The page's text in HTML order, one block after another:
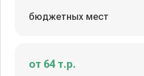
бюджетных мест
от 64 т.р.